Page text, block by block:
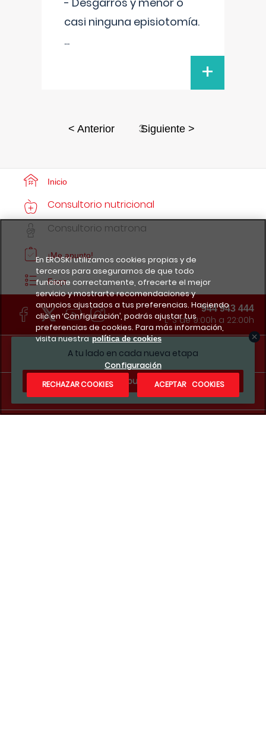
casi ninguna episiotomía.
...
+
< Anterior 3Siguiente >
A tu lado en cada nueva etapa
¿Te apuntas?
Inicio
Consultorio nutricional
Consultorio matrona
¡Me apunto!
Faqs
944 943 444
L-S de 9:00h a 22:00h
ATENCION AL CLIENTE
En EROSKI utilizamos cookies propias y de
terceros para asegurarnos de que todo
funcione correctamente, ofrecerte el mejor
servicio y mostrarte recomendaciones y
anuncios ajustados a tus preferencias. Haciendo
clic en ‘Configuración’, podrás ajustar tus
preferencias de cookies. Para más información,
visita nuestra política de cookies
Configuración
RECHAZAR COOKIES
ACEPTAR COOKIES